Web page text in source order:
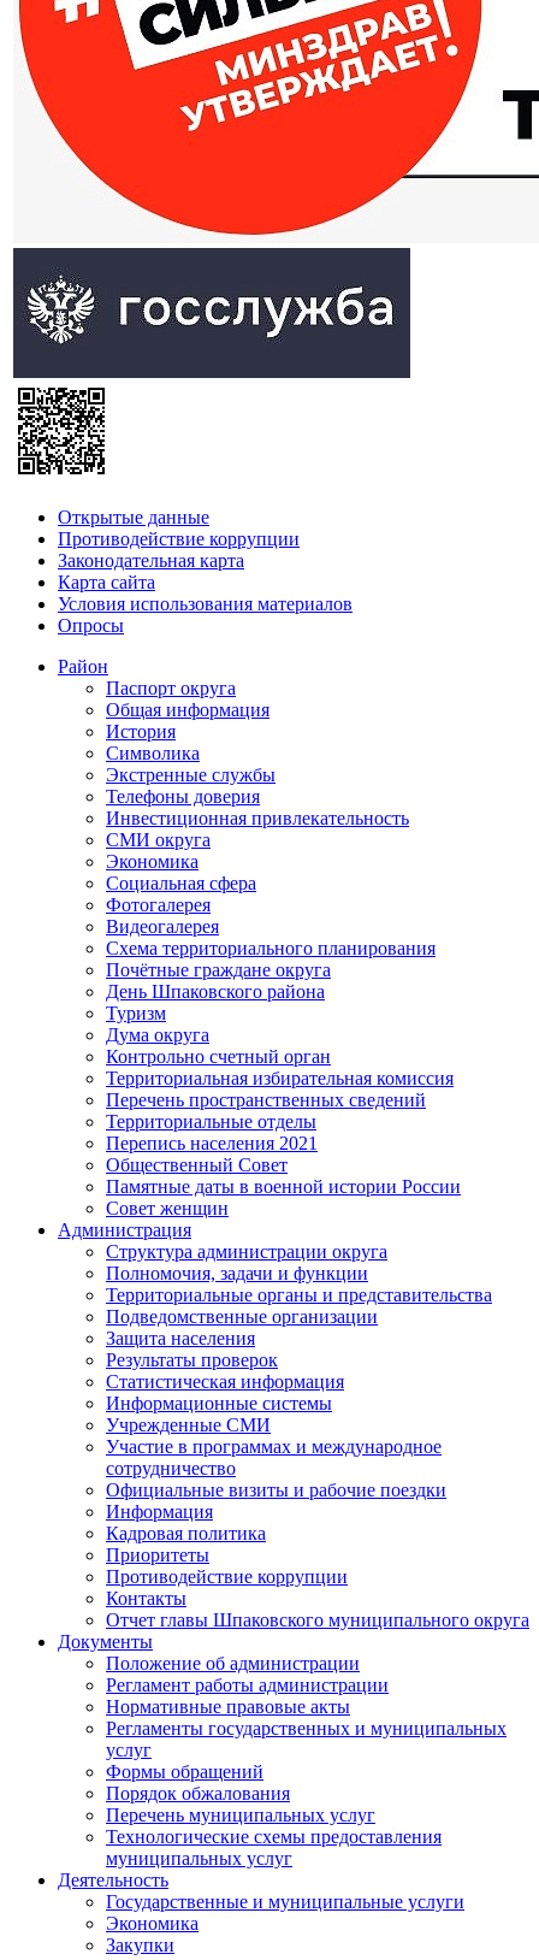
Открытые данные
Противодействие коррупции
Законодательная карта
Карта сайта
Условия использования материалов
Опросы
Район
Паспорт округа
Общая информация
История
Символика
Экстренные службы
Телефоны доверия
Инвестиционная привлекательность
СМИ округа
Экономика
Социальная сфера
Фотогалерея
Видеогалерея
Схема территориального планирования
Почётные граждане округа
День Шпаковского района
Туризм
Дума округа
Контрольно счетный орган
Территориальная избирательная комиссия
Перечень пространственных сведений
Территориальные отделы
Перепись населения 2021
Общественный Совет
Памятные даты в военной истории России
Совет женщин
Администрация
Структура администрации округа
Полномочия, задачи и функции
Территориальные органы и представительства
Подведомственные организации
Защита населения
Результаты проверок
Статистическая информация
Информационные системы
Учрежденные СМИ
Участие в программах и международное
сотрудничество
Официальные визиты и рабочие поездки
Информация
Кадровая политика
Приоритеты
Противодействие коррупции
Контакты
Отчет главы Шпаковского муниципального округа
Документы
Положение об администрации
Регламент работы администрации
Нормативные правовые акты
Регламенты государственных и муниципальных
услуг
Формы обращений
Порядок обжалования
Перечень муниципальных услуг
Технологические схемы предоставления
муниципальных услуг
Деятельность
Государственные и муниципальные услуги
Экономика
Закупки